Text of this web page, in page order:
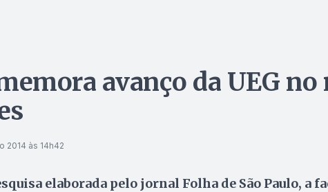
avanço da UEG
2014 às 14h42
elaborada pelo jornal Folha de São Paulo, a